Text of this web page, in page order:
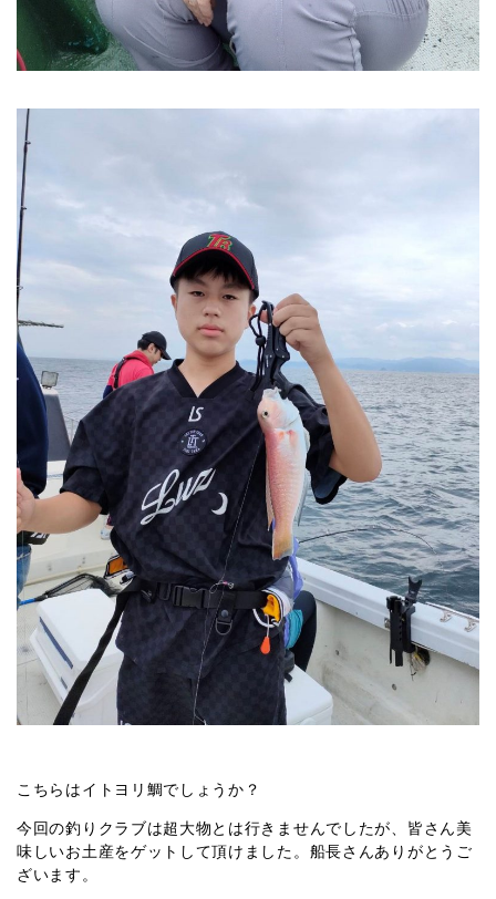
こちらはイトヨリ鯛でしょうか？
今回の釣りクラブは超大物とは行きませんでしたが、皆さん美
味しいお土産をゲットして頂けました。船長さんありがとうご
ざいます。